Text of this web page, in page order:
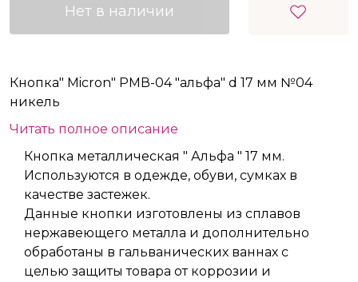
Нет в наличии
Кнопка" Micron" РМВ-04 "альфа" d 17 мм №04
никель
Читать полное описание
Кнопка металлическая " Альфа " 17 мм.
Используются в одежде, обуви, сумках в
качестве застежек.
Данные кнопки изготовлены из сплавов
нержавеющего металла и дополнительно
обработаны в гальванических ваннах с
целью защиты товара от коррозии и